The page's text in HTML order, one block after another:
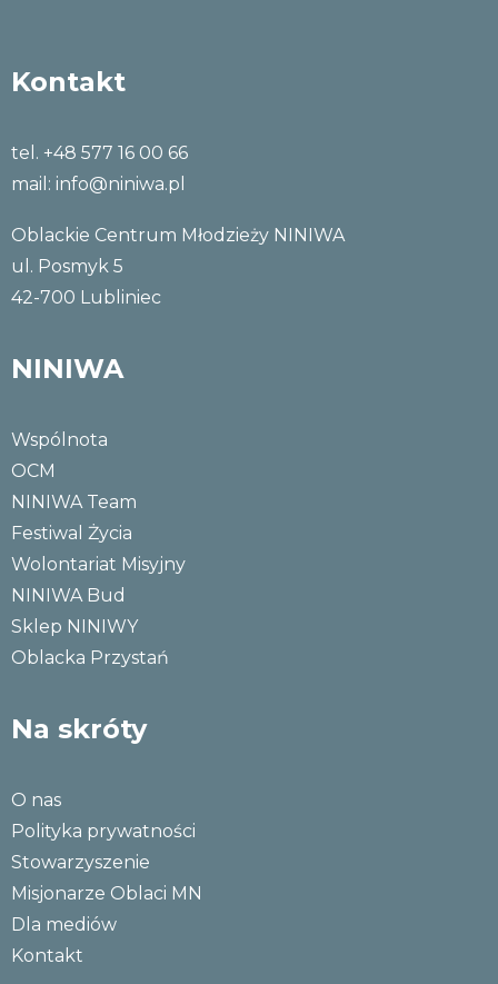
Kontakt
tel. +48 577 16 00 66
mail: info@niniwa.pl
Oblackie Centrum Młodzieży NINIWA
ul. Posmyk 5
42-700 Lubliniec
NINIWA
Wspólnota
OCM
NINIWA Team
Festiwal Życia
Wolontariat Misyjny
NINIWA Bud
Sklep NINIWY
Oblacka Przystań
Na skróty
O nas
Polityka prywatności
Stowarzyszenie
Misjonarze Oblaci MN
Dla mediów
Kontakt